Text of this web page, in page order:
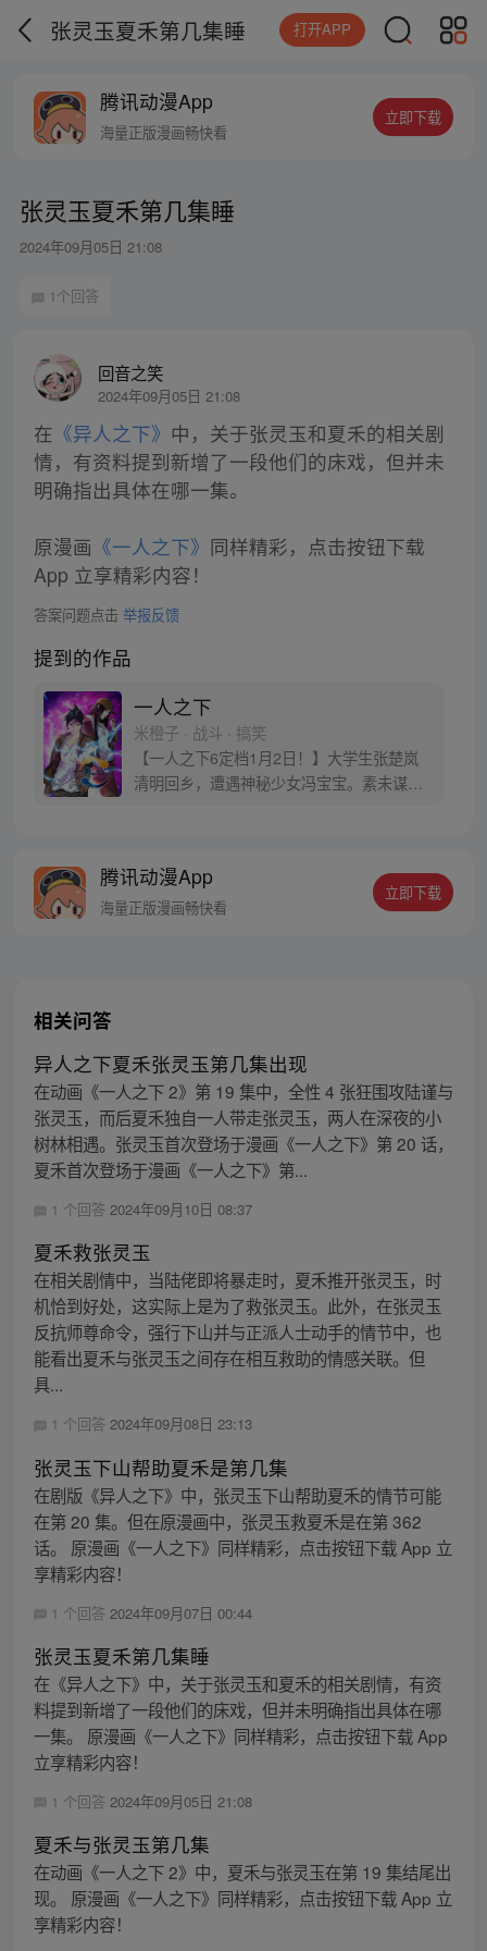
张灵玉夏禾第几集睡 打开APP
腾讯动漫App
海量正版漫画畅快看
立即下载
张灵玉夏禾第几集睡
2024年09月05日 21:08
1个回答
回音之笑
2024年09月05日 21:08
在 《异人之下》 中，关于张灵玉和夏禾的相关剧
情，有资料提到新增了一段他们的床戏，但并未
明确指出具体在哪一集。
原漫画 《一人之下》 同样精彩，点击按钮下载
App 立享精彩内容！
答案问题点击 举报反馈
提到的作品
一人之下
米橙子 · 战斗 · 搞笑
【一人之下6定档1月2日！】大学生张楚岚
清明回乡，遭遇神秘少女冯宝宝。素未谋面
密，张楚岚的生活被彻底颠覆，与冯宝宝一
同踏上“异人”之旅。
腾讯动漫App
海量正版漫画畅快看
立即下载
相关问答
异人之下夏禾张灵玉第几集出现
在动画《一人之下 2》第 19 集中，全性 4 张狂围攻陆谨与
张灵玉，而后夏禾独自一人带走张灵玉，两人在深夜的小
树林相遇。张灵玉首次登场于漫画《一人之下》第 20 话，
夏禾首次登场于漫画《一人之下》第...
1 个回答 2024年09月10日 08:37
夏禾救张灵玉
在相关剧情中，当陆佬即将暴走时，夏禾推开张灵玉，时
机恰到好处，这实际上是为了救张灵玉。此外，在张灵玉
反抗师尊命令，强行下山并与正派人士动手的情节中，也
能看出夏禾与张灵玉之间存在相互救助的情感关联。但
具...
1 个回答 2024年09月08日 23:13
张灵玉下山帮助夏禾是第几集
在剧版《异人之下》中，张灵玉下山帮助夏禾的情节可能
在第 20 集。但在原漫画中，张灵玉救夏禾是在第 362
话。 原漫画《一人之下》同样精彩，点击按钮下载 App 立
享精彩内容！
1 个回答 2024年09月07日 00:44
张灵玉夏禾第几集睡
在《异人之下》中，关于张灵玉和夏禾的相关剧情，有资
料提到新增了一段他们的床戏，但并未明确指出具体在哪
一集。 原漫画《一人之下》同样精彩，点击按钮下载 App
立享精彩内容！
1 个回答 2024年09月05日 21:08
夏禾与张灵玉第几集
在动画《一人之下 2》中，夏禾与张灵玉在第 19 集结尾出
现。 原漫画《一人之下》同样精彩，点击按钮下载 App 立
享精彩内容！